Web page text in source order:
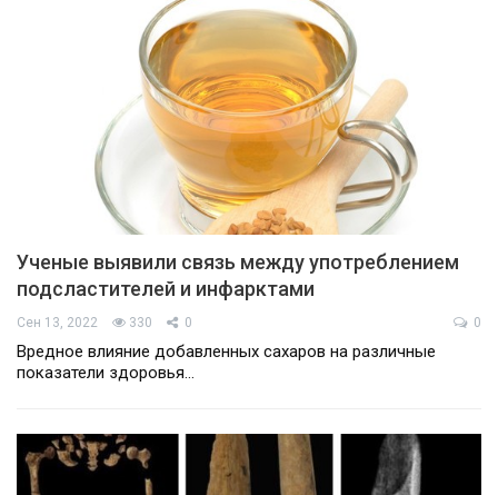
Ученые выявили связь между употреблением
подсластителей и инфарктами
Сен 13, 2022 330 0 0
Вредное влияние добавленных сахаров на различные
показатели здоровья…